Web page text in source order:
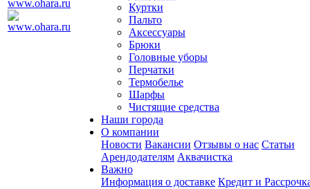
Куртки
Пальто
Аксессуары
Брюки
Головные уборы
Перчатки
Термобелье
Шарфы
Чистящие средства
Наши города
О компании
Новости Вакансии Отзывы о нас Статьи
Арендодателям Аквачистка
Важно
Информация о доставке Кредит и